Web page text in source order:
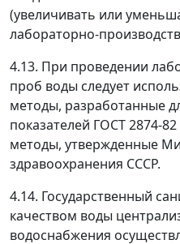
(увеличивать или
лабораторно-
4.13. При проведении
проб воды следует
методы, разработанные
показателей ГОСТ 2874-
методы, утвержденные
здравоохранения СССР.
4.14. Государственный
качеством воды
водоснабжения